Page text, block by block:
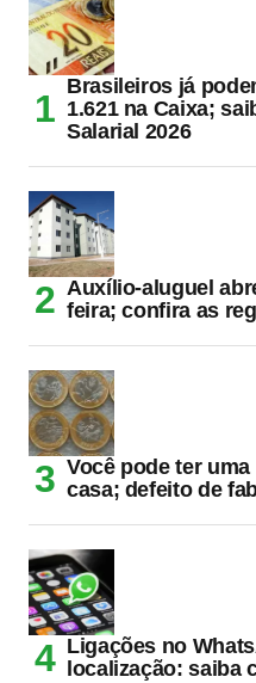
Brasileiros já
1.621 na Caixa;
Salarial 2026
Auxílio-aluguel
feira; confira as
Você pode ter
casa; defeito de
Ligações no
localização: saiba